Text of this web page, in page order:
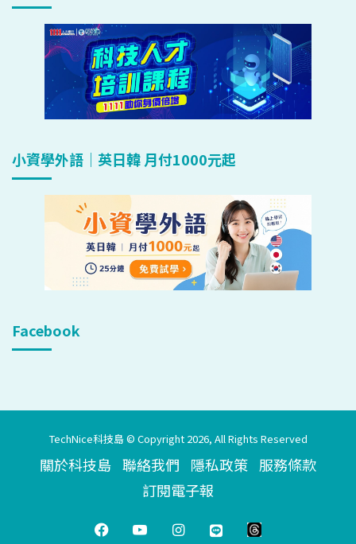
小資學外語｜英日韓 月付1000元起
Facebook
TechNice科技島 © Copyright 2026, All Rights Reserved
關於科技島 聯絡我們 隱私政策 服務條款
訂閱電子報